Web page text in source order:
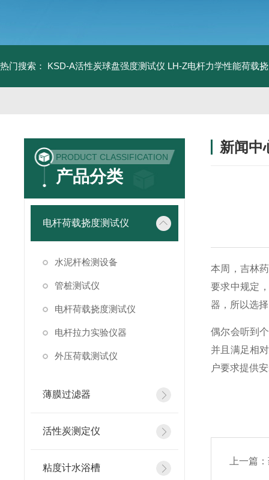
热门搜索： KSD-A活性炭球盘强度测试仪 LH-Z电杆力学性能荷载
PRODUCT CLASSIFICATION
产品分类
电杆荷载挠度测试仪
水泥杆检测设备
管桩测试仪
电杆荷载挠度测试仪
电杆拉力实验仪器
外压荷载测试仪
薄膜过滤器
活性炭测定仪
粘度计水浴槽
新闻中
本周，吉林
要求中规定
器，所以选
偶尔会听到
并且满足相
户要求提供
上一篇：